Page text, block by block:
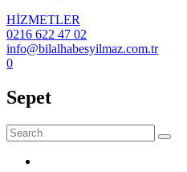
HİZMETLER
0216 622 47 02
info@bilalhabesyilmaz.com.tr
0
Sepet